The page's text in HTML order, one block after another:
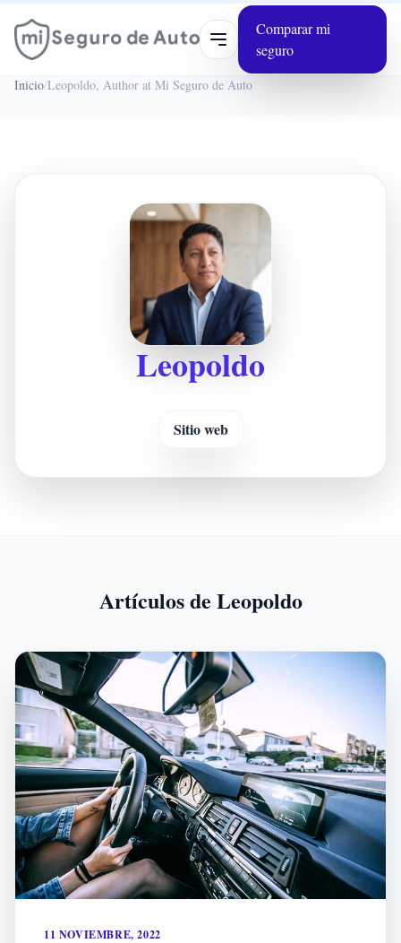
Abrir menú
Comparar mi
seguro
Inicio/Leopoldo, Author at Mi Seguro de Auto
Leopoldo
Sitio web
Artículos de Leopoldo
11 NOVIEMBRE, 2022